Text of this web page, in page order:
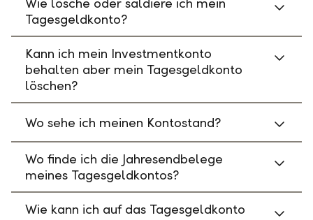
Wie lösche oder saldiere ich mein
Tagesgeldkonto?
Kann ich mein Investmentkonto
behalten aber mein Tagesgeldkonto
löschen?
Wo sehe ich meinen Kontostand?
Wo finde ich die Jahresendbelege
meines Tagesgeldkontos?
Wie kann ich auf das Tagesgeldkonto